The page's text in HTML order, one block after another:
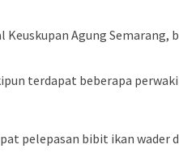
Agung Semarang,
terdapat beberapa
pelepasan bibit ikan wader